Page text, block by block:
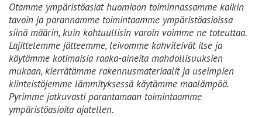
Otamme ympäristöasiat huomioon toiminnassamme kaikin
tavoin ja parannamme toimintaamme ympäristöasioissa
siinä määrin, kuin kohtuullisin varoin voimme ne toteuttaa.
Lajittelemme jätteemme, leivomme kahvileivät itse ja
käytämme kotimaisia raaka-aineita mahdollisuuksien
mukaan, kierrätämme rakennusmateriaalit ja useimpien
kiinteistöjemme lämmityksessä käytämme maalämpöä.
Pyrimme jatkuvasti parantamaan toimintaamme
ympäristöasioita ajatellen.